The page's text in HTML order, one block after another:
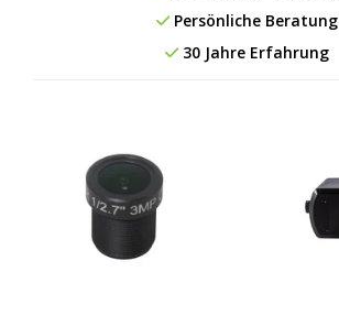
Persönliche Beratung
30 Jahre Erfahrung